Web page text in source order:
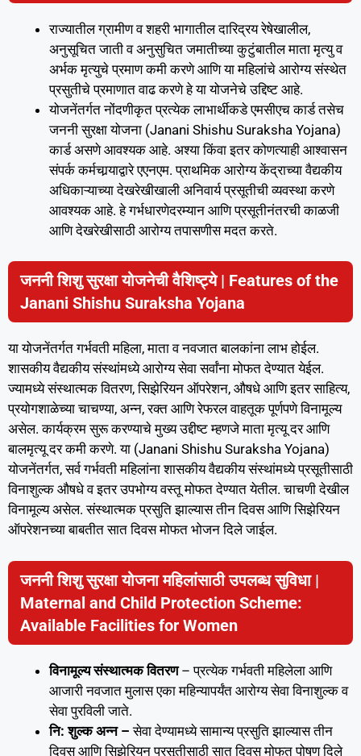
राज्‍यातील ग्रामीण व शहरी भागातील दारिद्रय रेषेखालील,
अनुसूचित जाती व अनुसुचित जमातीच्‍या कुटुंबातील माता मृत्‍यु व
अर्भक मृत्‍युचे प्रमाण कमी करणे आणि या महिलांचे आरोग्‍य संस्‍थेत
प्रसुतीचे प्रमाणात वाढ करणे हे या योजनेचे उद्दिष्ट आहे.
योजनेंतर्गत नोंदणीकृत प्रत्येक लाभार्थीकडे एमसीएच कार्ड तसेच
जननी सुरक्षा योजना (Janani Shishu Suraksha Yojana)
कार्ड असणे आवश्यक आहे. अश्या किंवा इतर कोणत्याही आश्वासन
संपर्क कर्मचार्‍याद्वारे एएनएम. प्राथमिक आरोग्य केंद्राच्या वैद्यकीय
अधिकाऱ्याच्या देखरेखीखाली अनिवार्य प्रसूतीची व्यवस्था करणे
आवश्यक आहे. हे गर्भधारणेदरम्यान आणि प्रसूतीनंतरची काळजी
आणि देखरेखीसाठी आरोग्य तपासणीस मदत करते.
जननी शिशु सुरक्षा योजनेची वैशिष्ट्ये | Features of the
Janani Shishu Suraksha Yojana
या योजनेंतर्गत गर्भवती महिला, माता व नवजात बालकांना लाभ होईल.
शासकीय वैद्यकीय संस्थांमध्ये आरोग्य सेवा सर्वांना मोफत देण्यात येईल.
ज्यामध्ये संस्थात्मक वितरण, सिझेरियन ऑपरेशन, औषधे आणि इतर साहित्य,
प्रयोगशाळेच्या चाचण्या, अन्न, रक्त आणि रेफरल वाहतूक पूर्णपणे विनामूल्य
असेल. कार्यक्रम सुरू करण्याचे मुख्य उद्दीष्ट म्हणजे माता मृत्यू दर आणि
बालमृत्यू दर कमी करणे. या (Janani Shishu Suraksha Yojana)
योजनेंतर्गत, सर्व गर्भवती महिलांना शासकीय वैद्यकीय संस्थांमध्ये प्रसूतीसाठी
विनाशुल्क औषधे व इतर उपभोग्य वस्तू मोफत देण्यात येतील. चाचणी देखील
विनामूल्य असेल. संस्थात्मक प्रसुति झाल्यास तीन दिवस आणि सिझेरियन
ऑपरेशनच्या बाबतीत सात दिवस मोफत भोजन दिले जाईल.
जननी शिशु सुरक्षा योजना महिलांसाठी उपलब्ध सुविधा |
Maternal and Child Protection Scheme:
Available Facilities for Women
विनामूल्य संस्थात्मक वितरण– प्रत्येक गर्भवती महिलेला आणि
आजारी नवजात मुलास एका महिन्यापर्यंत आरोग्य सेवा विनाशुल्क व
सेवा पुरविली जाते.
नि: शुल्क अन्न – सेवा देण्यामध्ये सामान्य प्रसुति झाल्यास तीन
दिवस आणि सिझेरियन प्रसूतीसाठी सात दिवस मोफत पोषण दिले